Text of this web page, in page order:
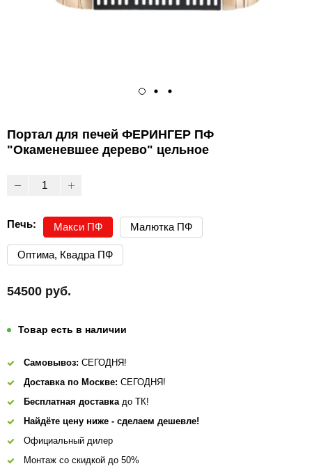
Портал для печей ФЕРИНГЕР ПФ
"Окаменевшее дерево" цельное
Печь: Макси ПФ Малютка ПФ
Оптима, Квадра ПФ
54500 руб.
Товар есть в наличии
Самовывоз: СЕГОДНЯ!
Доставка по Москве: СЕГОДНЯ!
Бесплатная доставка до ТК!
Найдёте цену ниже - сделаем дешевле!
Официальный дилер
Монтаж со скидкой до 50%